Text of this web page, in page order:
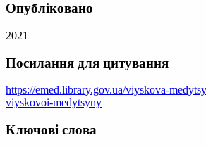
Опубліковано
2021
Посилання для цитування
https://emed.library.gov.ua/viyskova-
viyskovoi-medytsyny
Ключові слова